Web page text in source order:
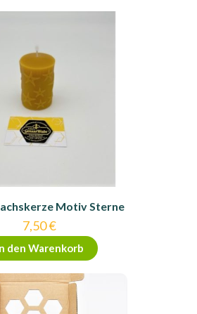
Motiv Sterne
7,50€
den Warenkorb